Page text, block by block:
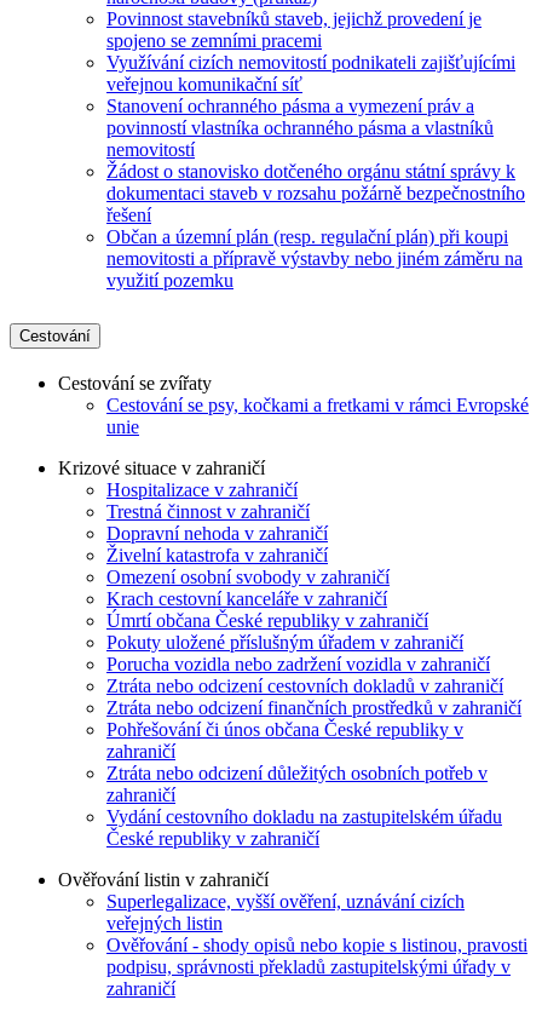
Povinnost stavebníků staveb, jejichž provedení je
spojeno se zemními pracemi
Využívání cizích nemovitostí podnikateli zajišťujícími
veřejnou komunikační síť
Stanovení ochranného pásma a vymezení práv a
povinností vlastníka ochranného pásma a vlastníků
nemovitostí
Žádost o stanovisko dotčeného orgánu státní správy k
dokumentaci staveb v rozsahu požárně bezpečnostního
řešení
Občan a územní plán (resp. regulační plán) při koupi
nemovitosti a přípravě výstavby nebo jiném záměru na
využití pozemku
Cestování
Cestování se zvířaty
Cestování se psy, kočkami a fretkami v rámci Evropské
unie
Krizové situace v zahraničí
Hospitalizace v zahraničí
Trestná činnost v zahraničí
Dopravní nehoda v zahraničí
Živelní katastrofa v zahraničí
Omezení osobní svobody v zahraničí
Krach cestovní kanceláře v zahraničí
Úmrtí občana České republiky v zahraničí
Pokuty uložené příslušným úřadem v zahraničí
Porucha vozidla nebo zadržení vozidla v zahraničí
Ztráta nebo odcizení cestovních dokladů v zahraničí
Ztráta nebo odcizení finančních prostředků v zahraničí
Pohřešování či únos občana České republiky v
zahraničí
Ztráta nebo odcizení důležitých osobních potřeb v
zahraničí
Vydání cestovního dokladu na zastupitelském úřadu
České republiky v zahraničí
Ověřování listin v zahraničí
Superlegalizace, vyšší ověření, uznávání cizích
veřejných listin
Ověřování - shody opisů nebo kopie s listinou, pravosti
podpisu, správnosti překladů zastupitelskými úřady v
zahraničí